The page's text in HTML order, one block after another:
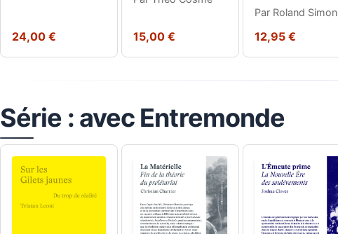
24,00 € 15,00 €
Par Roland Simon
12,95 €
Série : avec Entremonde